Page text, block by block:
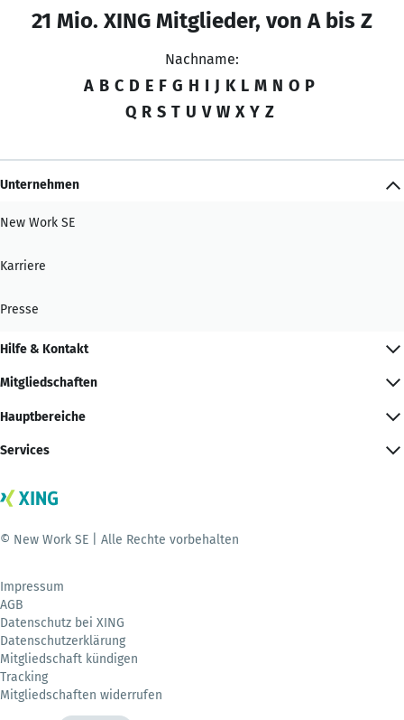
21 Mio. XING Mitglieder, von A bis Z
Nachname:
A B C D E F G H I J K L M N O P
Q R S T U V W X Y Z
Unternehmen
New Work SE
Karriere
Presse
Hilfe & Kontakt
Mitgliedschaften
Hauptbereiche
Services
© New Work SE | Alle Rechte vorbehalten
Impressum
AGB
Datenschutz bei XING
Datenschutzerklärung
Mitgliedschaft kündigen
Tracking
Mitgliedschaften widerrufen